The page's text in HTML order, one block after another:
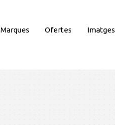
Marques Ofertes Imatges